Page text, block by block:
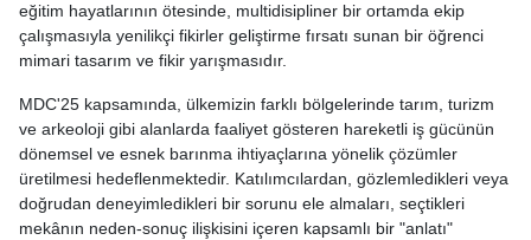
eğitim hayatlarının ötesinde, multidisipliner bir ortamda ekip
çalışmasıyla yenilikçi fikirler geliştirme fırsatı sunan bir öğrenci
mimari tasarım ve fikir yarışmasıdır.
MDC'25 kapsamında, ülkemizin farklı bölgelerinde tarım, turizm
ve arkeoloji gibi alanlarda faaliyet gösteren hareketli iş gücünün
dönemsel ve esnek barınma ihtiyaçlarına yönelik çözümler
üretilmesi hedeflenmektedir. Katılımcılardan, gözlemledikleri veya
doğrudan deneyimledikleri bir sorunu ele almaları, seçtikleri
mekânın neden-sonuç ilişkisini içeren kapsamlı bir "anlatı"